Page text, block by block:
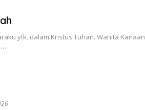
ytk. dalam Kristus Tuhan. Wanita Kanaan